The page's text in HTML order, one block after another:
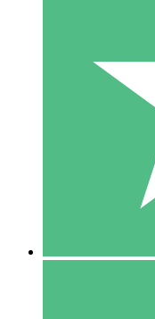
Paquetes
Paga según el uso